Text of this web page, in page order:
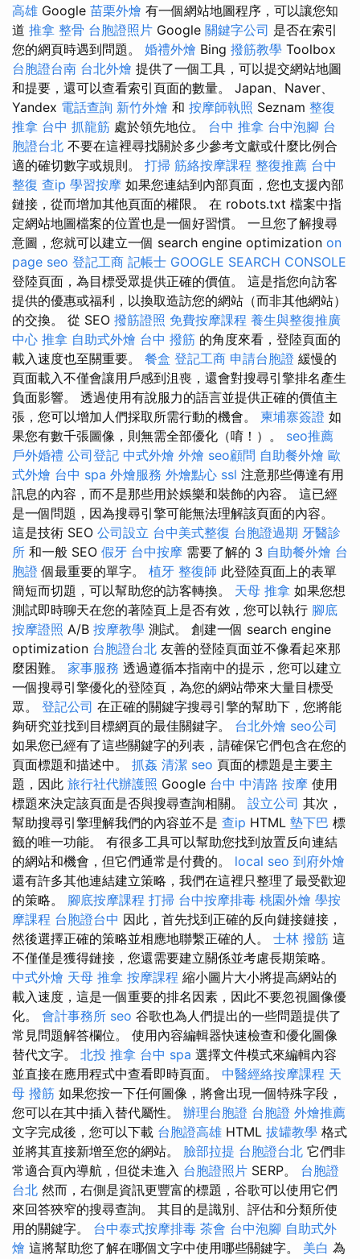
高雄 Google 苗栗外燴 有一個網站地圖程序，可以讓您知
道 推拿 整骨 台胞證照片 Google 關鍵字公司 是否在索引
您的網頁時遇到問題。 婚禮外燴 Bing 撥筋教學 Toolbox
台胞證台南 台北外燴 提供了一個工具，可以提交網站地圖
和提要，還可以查看索引頁面的數量。 Japan、Naver、
Yandex 電話查詢 新竹外燴 和 按摩師執照 Seznam 整復
推拿 台中 抓龍筋 處於領先地位。 台中 推拿 台中泡腳 台
胞證台北 不要在這裡尋找關於多少參考文獻或什麼比例合
適的確切數字或規則。 打掃 筋絡按摩課程 整復推薦 台中
整復 查ip 學習按摩 如果您連結到內部頁面，您也支援內部
鏈接，從而增加其他頁面的權限。 在 robots.txt 檔案中指
定網站地圖檔案的位置也是一個好習慣。 一旦您了解搜尋
意圖，您就可以建立一個 search engine optimization on
page seo 登記工商 記帳士 GOOGLE SEARCH CONSOLE
登陸頁面，為目標受眾提供正確的價值。 這是指您向訪客
提供的優惠或福利，以換取造訪您的網站（而非其他網站）
的交換。 從 SEO 撥筋證照 免費按摩課程 養生與整復推廣
中心 推拿 自助式外燴 台中 撥筋 的角度來看，登陸頁面的
載入速度也至關重要。 餐盒 登記工商 申請台胞證 緩慢的
頁面載入不僅會讓用戶感到沮喪，還會對搜尋引擎排名產生
負面影響。 透過使用有說服力的語言並提供正確的價值主
張，您可以增加人們採取所需行動的機會。 柬埔寨簽證 如
果您有數千張圖像，則無需全部優化（唷！）。 seo推薦
戶外婚禮 公司登記 中式外燴 外燴 seo顧問 自助餐外燴 歐
式外燴 台中 spa 外燴服務 外燴點心 ssl 注意那些傳達有用
訊息的內容，而不是那些用於娛樂和裝飾的內容。 這已經
是一個問題，因為搜尋引擎可能無法理解該頁面的內容。
這是技術 SEO 公司設立 台中美式整復 台胞證過期 牙醫診
所 和一般 SEO 假牙 台中按摩 需要了解的 3 自助餐外燴 台
胞證 個最重要的單字。 植牙 整復師 此登陸頁面上的表單
簡短而切題，可以幫助您的訪客轉換。 天母 推拿 如果您想
測試即時聊天在您的著陸頁上是否有效，您可以執行 腳底
按摩證照 A/B 按摩教學 測試。 創建一個 search engine
optimization 台胞證台北 友善的登陸頁面並不像看起來那
麼困難。 家事服務 透過遵循本指南中的提示，您可以建立
一個搜尋引擎優化的登陸頁，為您的網站帶來大量目標受
眾。 登記公司 在正確的關鍵字搜尋引擎的幫助下，您將能
夠研究並找到目標網頁的最佳關鍵字。 台北外燴 seo公司
如果您已經有了這些關鍵字的列表，請確保它們包含在您的
頁面標題和描述中。 抓姦 清潔 seo 頁面的標題是主要主
題，因此 旅行社代辦護照 Google 台中 中清路 按摩 使用
標題來決定該頁面是否與搜尋查詢相關。 設立公司 其次，
幫助搜尋引擎理解我們的內容並不是 查ip HTML 墊下巴 標
籤的唯一功能。 有很多工具可以幫助您找到放置反向連結
的網站和機會，但它們通常是付費的。 local seo 到府外燴
還有許多其他連結建立策略，我們在這裡只整理了最受歡迎
的策略。 腳底按摩課程 打掃 台中按摩排毒 桃園外燴 學按
摩課程 台胞證台中 因此，首先找到正確的反向鏈接鏈接，
然後選擇正確的策略並相應地聯繫正確的人。 士林 撥筋 這
不僅僅是獲得鏈接，您還需要建立關係並考慮長期策略。
中式外燴 天母 推拿 按摩課程 縮小圖片大小將提高網站的
載入速度，這是一個重要的排名因素，因此不要忽視圖像優
化。 會計事務所 seo 谷歌也為人們提出的一些問題提供了
常見問題解答欄位。 使用內容編輯器快速檢查和優化圖像
替代文字。 北投 推拿 台中 spa 選擇文件模式來編輯內容
並直接在應用程式中查看即時頁面。 中醫經絡按摩課程 天
母 撥筋 如果您按一下任何圖像，將會出現一個特殊字段，
您可以在其中插入替代屬性。 辦理台胞證 台胞證 外燴推薦
文字完成後，您可以下載 台胞證高雄 HTML 拔罐教學 格式
並將其直接新增至您的網站。 臉部拉提 台胞證台北 它們非
常適合頁內導航，但從未進入 台胞證照片 SERP。 台胞證
台北 然而，右側是資訊更豐富的標題，谷歌可以使用它們
來回答狹窄的搜尋查詢。 其目的是識別、評估和分類所使
用的關鍵字。 台中泰式按摩排毒 茶會 台中泡腳 自助式外
燴 這將幫助您了解在哪個文字中使用哪些關鍵字。 美白 為